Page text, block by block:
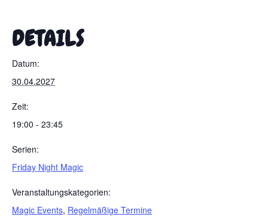
DETAILS
Datum:
30.04.2027
Zeit:
19:00 - 23:45
Serien:
Friday Night Magic
Veranstaltungskategorien:
Magic Events, Regelmäßige Termine